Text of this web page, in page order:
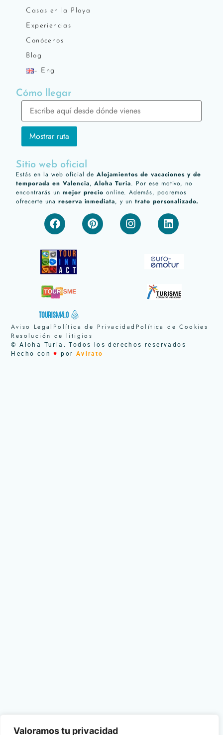
Valoramos tu privacidad
Casas en la Playa
Experiencias
Conócenos
Blog
– Eng
Cómo llegar
Sitio web oficial
Estás en la web oficial deAlojamientos de vacaciones y de
temporada en Valencia,Aloha Turia. Por ese motivo, no
encontrarás un mejor precio online. Además, podremos
ofrecerte una reserva inmediata, y un trato personalizado.
© Aloha Turia. Todos los derechos reservados
Aviso Legal Política de Privacidad Política de Cookies
Resolución de litigios
Hecho con♥ por Avirato